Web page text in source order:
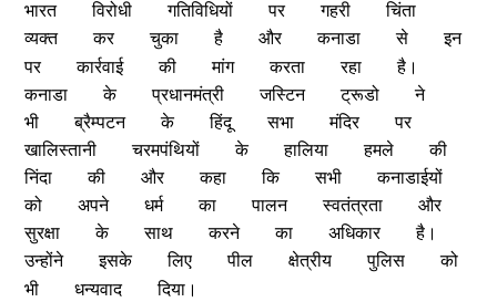
भारत
विरोधी गतिविधियों पर गहरी
चिंता
व्यक्त
कर चुका है और कनाडा से
इन
पर
कार्रवाई की मांग करता रहा
है।
कनाडा
के प्रधानमंत्री जस्टिन ट्रूडो
ने
भी
ब्रैम्पटन के हिंदू सभा मंदिर
पर
खालिस्तानी
चरमपंथियों के हालिया हमले
की
निंदा
की और कहा कि सभी
कनाडाईयों
को
अपने धर्म का पालन स्वतंत्रता
और
सुरक्षा
के साथ करने का अधिकार
है।
उन्होंने
इसके लिए पील क्षेत्रीय पुलिस
को
भी
धन्यवाद दिया।